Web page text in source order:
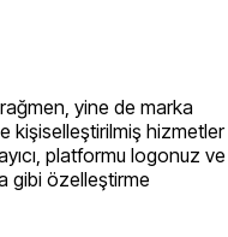
yine de marka
kişiselleştirilmiş hizmetler
platformu logonuz ve
gibi özelleştirme